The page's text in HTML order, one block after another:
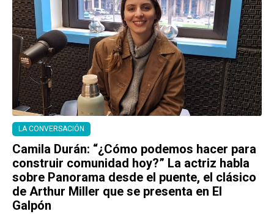
LA CONVERSACIÓN
Camila Durán: “¿Cómo podemos hacer para
construir comunidad hoy?” La actriz habla
sobre Panorama desde el puente, el clásico
de Arthur Miller que se presenta en El
Galpón